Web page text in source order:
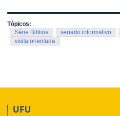
Tópicos:
Série Biblios
seriado informativo
visita orientada
UFU